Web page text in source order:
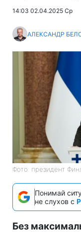
14:03 02.04.2025 Ср
АЛЕКСАНДР
Фото: президент
Понимай
не слухов с
Без